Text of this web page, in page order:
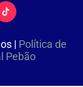
| Política de
Pebão